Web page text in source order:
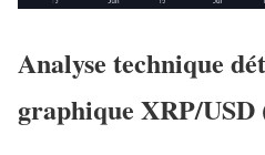
Analyse technique
graphique XRP/